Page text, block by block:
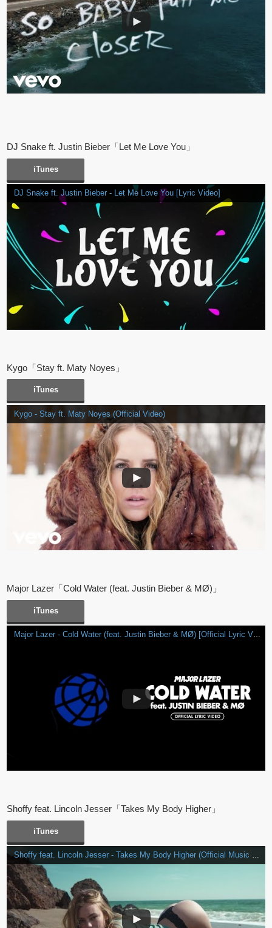
DJ Snake ft. Justin Bieber「Let Me Love You」
iTunes
DJ Snake ft. Justin Bieber - Let Me Love You [Lyric Video]
Kygo「Stay ft. Maty Noyes」
iTunes
Kygo - Stay ft. Maty Noyes (Official Video)
Major Lazer「Cold Water (feat. Justin Bieber & MØ)」
iTunes
Major Lazer - Cold Water (feat. Justin Bieber & MØ) [Official Lyric Video]
Shoffy feat. Lincoln Jesser「Takes My Body Higher」
iTunes
Shoffy feat. Lincoln Jesser - Takes My Body Higher (Official Music Video)